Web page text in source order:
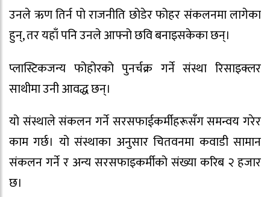
उनले ऋण तिर्न पो राजनीति छोडेर फोहर संकलनमा लागेका
हुन्, तर यहाँ पनि उनले आफ्नो छवि बनाइसकेका छन्।
प्लास्टिकजन्य फोहोरको पुनर्चक्र गर्ने संस्था रिसाइक्लर
साथीमा उनी आवद्ध छन्।
यो संस्थाले संकलन गर्ने सरसफाईकर्मीहरूसँग समन्वय गरेर
काम गर्छ। यो संस्थाका अनुसार चितवनमा कवाडी सामान
संकलन गर्ने र अन्य सरसफाइकर्मीको संख्या करिब २ हजार
छ।